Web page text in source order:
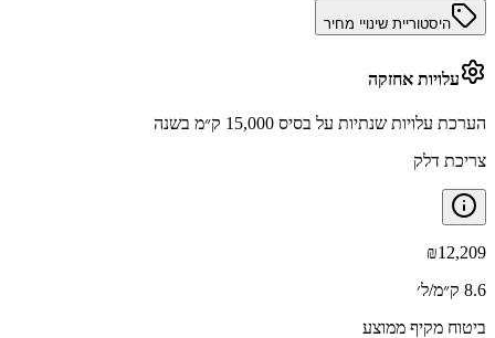
היסטוריית שינויי מחיר
עלויות אחזקה
הערכת עלויות שנתיות על בסיס 15,000 ק״מ בשנה
צריכת דלק
₪12,209
8.6 ק״מ/ל׳
ביטוח מקיף ממוצע